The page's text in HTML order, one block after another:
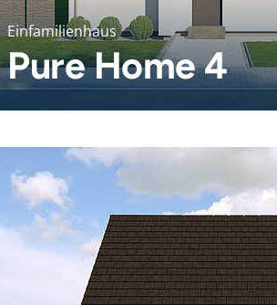
Einfamilienhaus
Pure Home 4